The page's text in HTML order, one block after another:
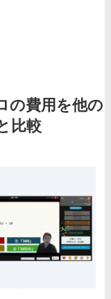
の費用を他の
比較